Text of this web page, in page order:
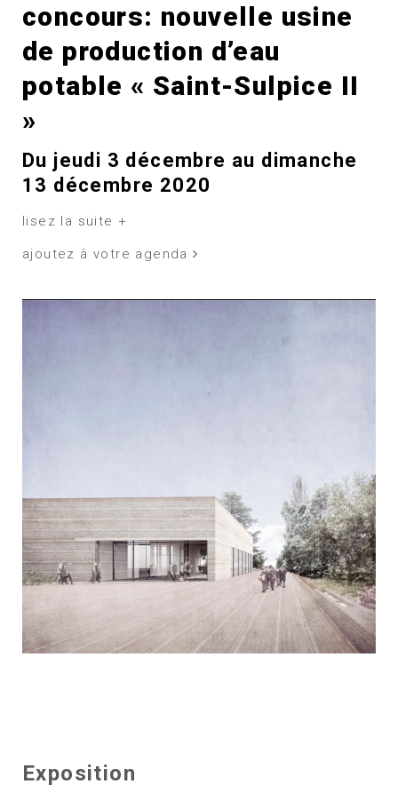
concours: nouvelle usine
de production d’eau
potable « Saint-Sulpice II
»
Du jeudi 3 décembre au dimanche
13 décembre 2020
lisez la suite +
ajoutez à votre agenda
Exposition